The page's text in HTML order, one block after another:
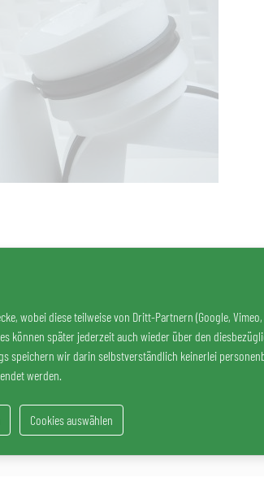
wobei diese teilweise von Dritt-Partnern (Google,
können später jederzeit auch wieder über den
wir darin selbstverständlich keinerlei
werden.
Cookies auswählen